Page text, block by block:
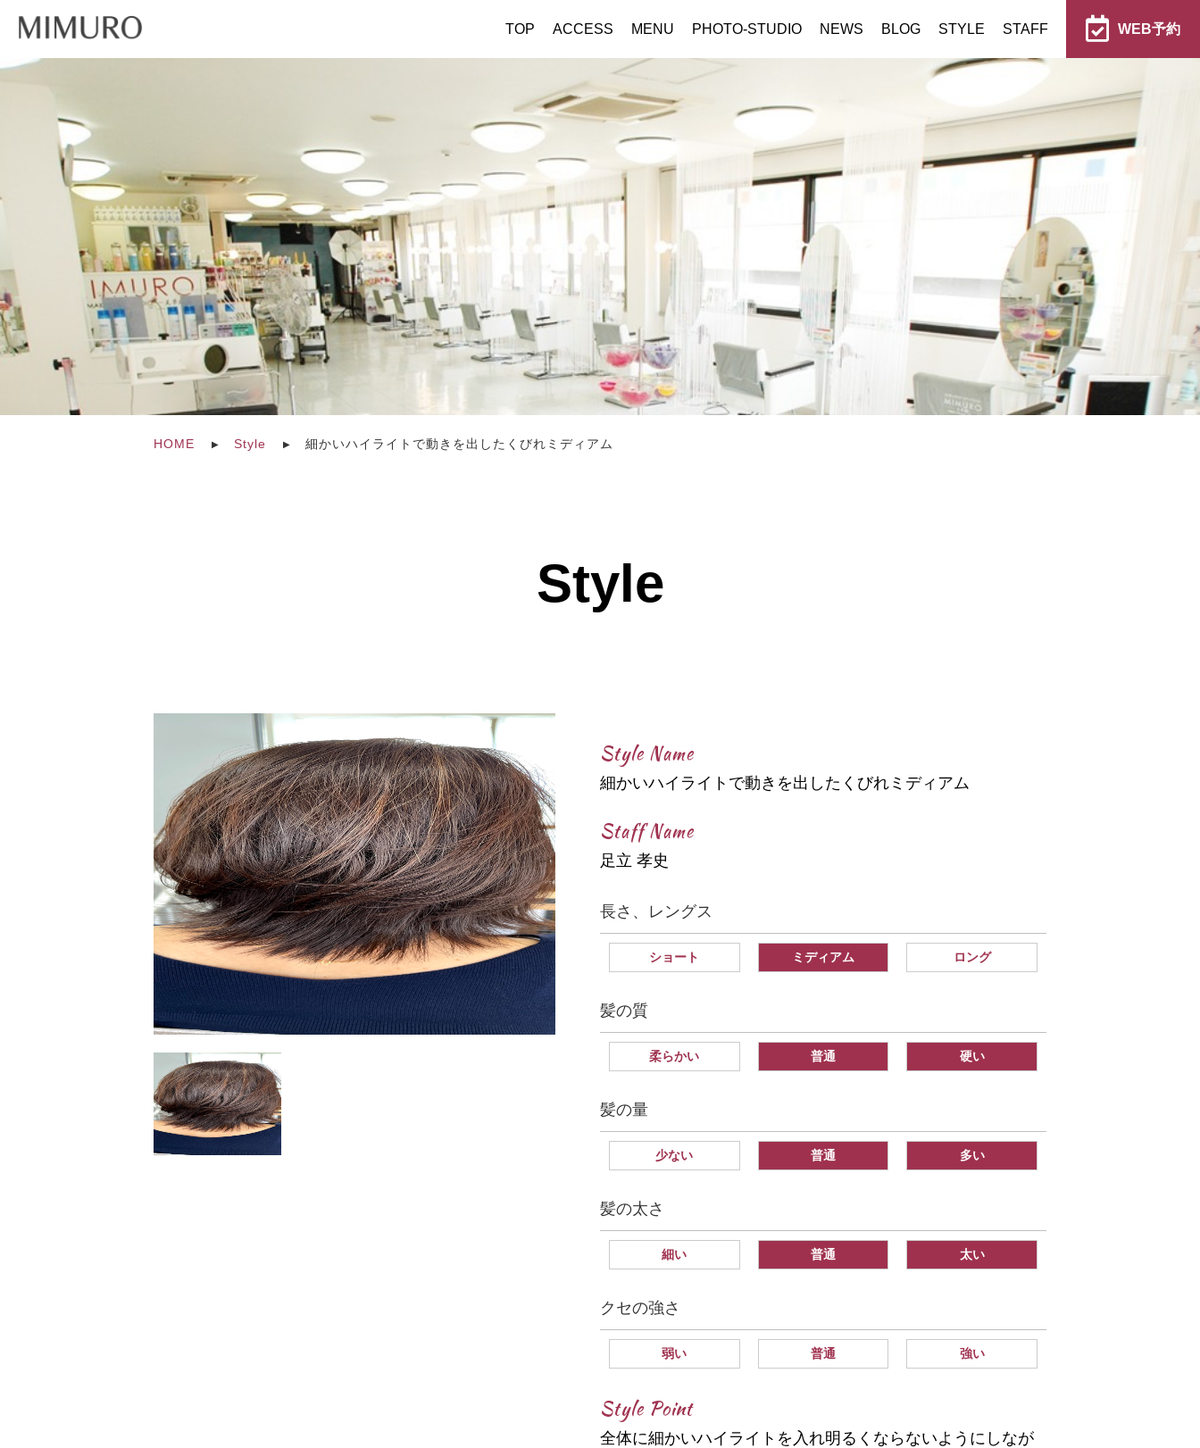
TOP ACCESS MENU PHOTO-STUDIO NEWS BLOG STYLE STAFF WEB予約
HOME Style 細かいハイライトで動きを出したくびれミディアム
Style
Style Name
細かいハイライトで動きを出したくびれミディアム
Staff Name
足立 孝史
長さ、レングス
ショート ミディアム ロング
髪の質
柔らかい 普通 硬い
髪の量
少ない 普通 多い
髪の太さ
細い 普通 太い
クセの強さ
弱い 普通 強い
Style Point
全体に細かいハイライトを入れ明るくならないようにしなが